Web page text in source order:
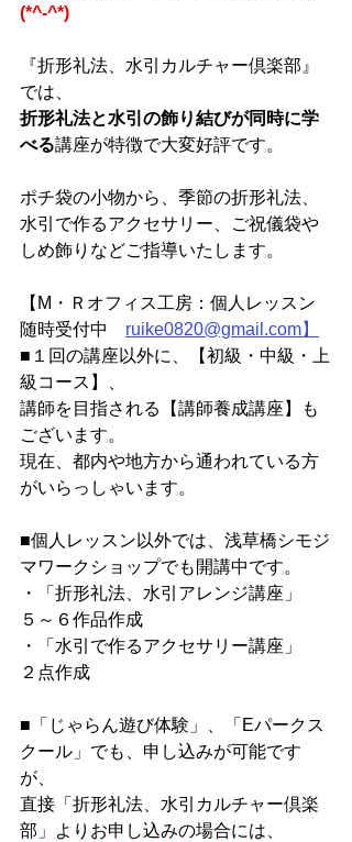
(*^-^*)
『折形礼法、水引カルチャー倶楽部』
では、
折形礼法と水引の飾り結びが同時に学
べる講座が特徴で大変好評です。
ポチ袋の小物から、季節の折形礼法、
水引で作るアクセサリー、ご祝儀袋や
しめ飾りなどご指導いたします。
【M・Ｒオフィス工房：個人レッスン
随時受付中 ruike0820@gmail.com】
■１回の講座以外に、【初級・中級・上
級コース】、
講師を目指される【講師養成講座】も
ございます。
現在、都内や地方から通われている方
がいらっしゃいます。
■個人レッスン以外では、浅草橋シモジ
マワークショップでも開講中です。
・「折形礼法、水引アレンジ講座」
５～６作品作成
・「水引で作るアクセサリー講座」
２点作成
■「じゃらん遊び体験」、「Eパークス
クール」でも、申し込みが可能です
が、
直接「折形礼法、水引カルチャー倶楽
部」よりお申し込みの場合には、